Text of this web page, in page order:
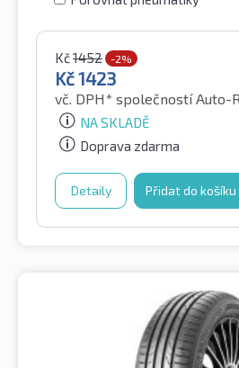
Kč1452 -2%
Kč1423
vč. DPH* společností Auto-
NA SKLADĚ
Doprava zdarma
Detaily Přidat do košíku